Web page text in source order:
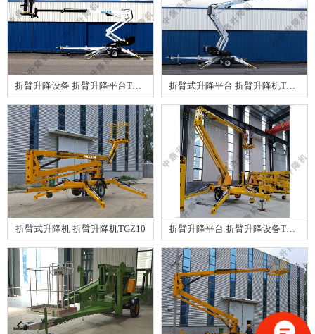
折臂升降设备 折臂升降平台TGZ14 折臂式升降平台 折臂升降机TGZ08
折臂式升降机 折臂升降机TGZ10 折臂升降平台 折臂升降设备TGZ16